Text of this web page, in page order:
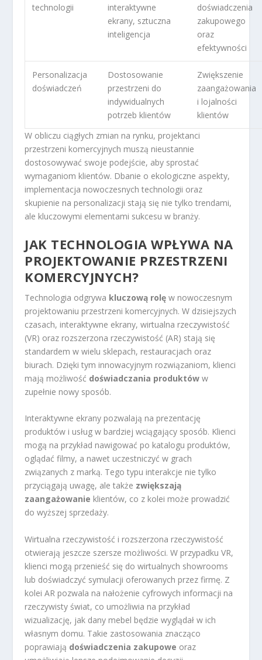
technologii
interaktywne
ekrany, sztuczna
inteligencja
doświadczenia
zakupowego
oraz
efektywności
Personalizacja
doświadczeń
Dostosowanie
przestrzeni do
indywidualnych
potrzeb klientów
Zwiększenie
zaangażowania
i lojalności
klientów
W obliczu ciągłych zmian na rynku, projektanci
przestrzeni komercyjnych muszą nieustannie
dostosowywać swoje podejście, aby sprostać
wymaganiom klientów. Dbanie o ekologiczne aspekty,
implementacja nowoczesnych technologii oraz
skupienie na personalizacji stają się nie tylko trendami,
ale kluczowymi elementami sukcesu w branży.
JAK TECHNOLOGIA WPŁYWA NA
PROJEKTOWANIE PRZESTRZENI
KOMERCYJNYCH?
Technologia odgrywa kluczową rolę w nowoczesnym
projektowaniu przestrzeni komercyjnych. W dzisiejszych
czasach, interaktywne ekrany, wirtualna rzeczywistość
(VR) oraz rozszerzona rzeczywistość (AR) stają się
standardem w wielu sklepach, restauracjach oraz
biurach. Dzięki tym innowacyjnym rozwiązaniom, klienci
mają możliwość doświadczania produktów w
zupełnie nowy sposób.
Interaktywne ekrany pozwalają na prezentację
produktów i usług w bardziej wciągający sposób. Klienci
mogą na przykład nawigować po katalogu produktów,
oglądać filmy, a nawet uczestniczyć w grach
związanych z marką. Tego typu interakcje nie tylko
przyciągają uwagę, ale także zwiększają
zaangażowanie klientów, co z kolei może prowadzić
do wyższej sprzedaży.
Wirtualna rzeczywistość i rozszerzona rzeczywistość
otwierają jeszcze szersze możliwości. W przypadku VR,
klienci mogą przenieść się do wirtualnych showrooms
lub doświadczyć symulacji oferowanych przez firmę. Z
kolei AR pozwala na nałożenie cyfrowych informacji na
rzeczywisty świat, co umożliwia na przykład
wizualizację, jak dany mebel będzie wyglądał w ich
własnym domu. Takie zastosowania znacząco
poprawiają doświadczenia zakupowe oraz